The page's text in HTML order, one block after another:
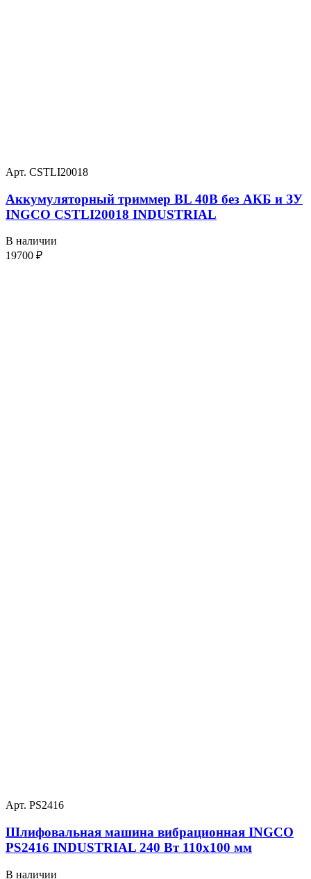
Арт. CSTLI20018
Аккумуляторный триммер BL 40В без АКБ и ЗУ
INGCO CSTLI20018 INDUSTRIAL
В наличии
19700 ₽
Арт. PS2416
Шлифовальная машина вибрационная INGCO
PS2416 INDUSTRIAL 240 Вт 110х100 мм
В наличии